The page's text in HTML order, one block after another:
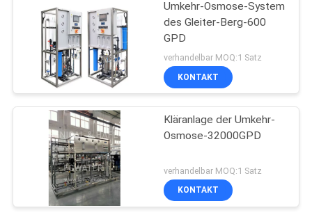
Umkehr-Osmose-System
des Gleiter-Berg-600
GPD
verhandelbar MOQ:1 Satz
KONTAKT
Kläranlage der Umkehr-
Osmose-32000GPD
verhandelbar MOQ:1 Satz
KONTAKT